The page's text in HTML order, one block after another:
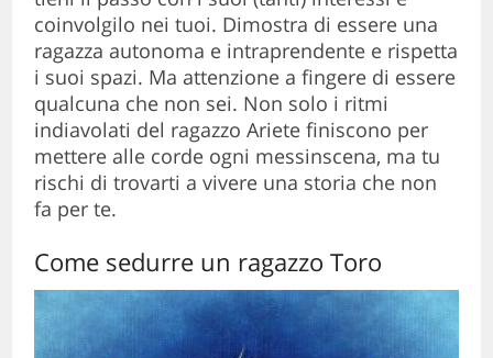
coinvolgilo nei tuoi. Dimostra di essere una
ragazza autonoma e intraprendente e rispetta
i suoi spazi. Ma attenzione a fingere di essere
qualcuna che non sei. Non solo i ritmi
indiavolati del ragazzo Ariete finiscono per
mettere alle corde ogni messinscena, ma tu
rischi di trovarti a vivere una storia che non
fa per te.
Come sedurre un ragazzo Toro